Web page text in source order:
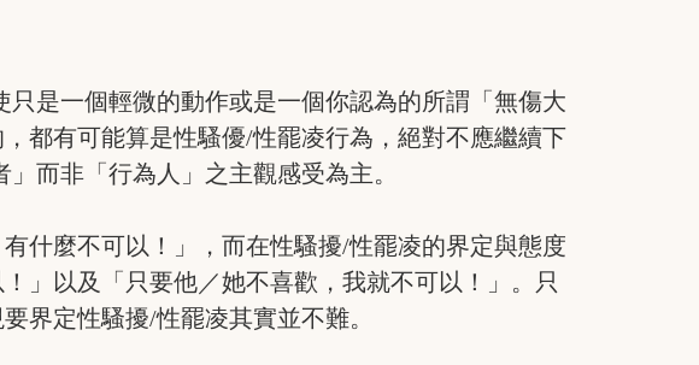
是一個輕微的動作或是一個你認為的所謂「無傷大
都有可能算是性騷優/性罷凌行為，絕對不應繼續下
而非「行為人」之主觀感受為主。
什麼不可以！」，而在性騷擾/性罷凌的界定與態度
」以及「只要他／她不喜歡，我就不可以！」。只
界定性騷擾/性罷凌其實並不難。